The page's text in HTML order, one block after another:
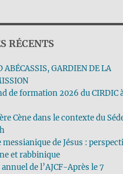
RÉCENTS
ABÉCASSIS, GARDIEN DE LA
de formation 2026 du CIRDIC
Cène dans le contexte du
de Jésus :
et rabbinique
de l’AJCF-Après le 7